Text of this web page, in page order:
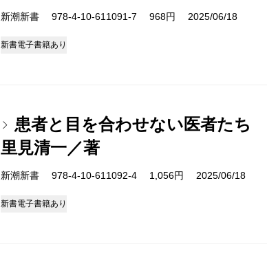
新潮新書 978-4-10-611091-7 968円 2025/06/18
新書電子書籍あり
患者と目を合わせない医者たち
里見清一／著
新潮新書 978-4-10-611092-4 1,056円 2025/06/18
新書電子書籍あり